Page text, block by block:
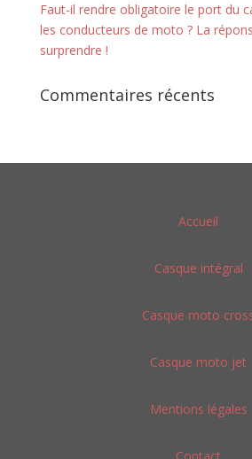
Faut-il rendre obligatoire le port du
les conducteurs de moto ? La
surprendre !
Commentaires récents
Accueil
Casque intégral
Casque moto
Casque moto jet
Mentions légales